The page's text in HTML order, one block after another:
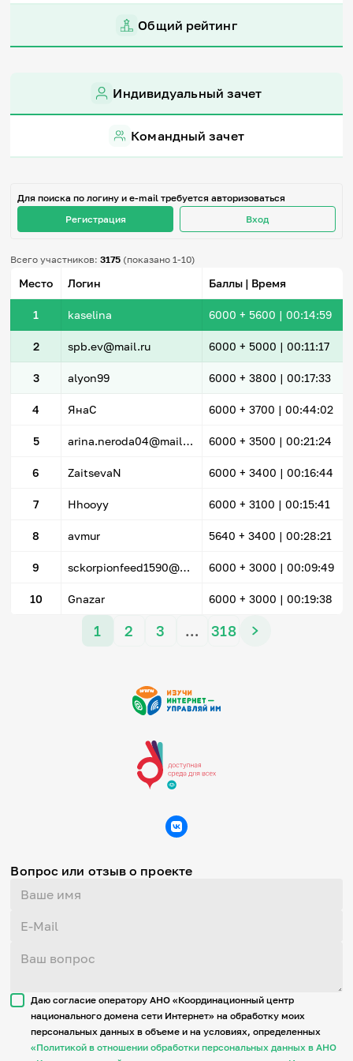
Игры и тренажеры
Игра «Знания»
Настолка
Стихи
Школа наставников
Секреты кода
English
Регистрация Вход
Задать вопрос
Общий рейтинг
Индивидуальный зачет
Командный зачет
Для поиска по логину и e-mail требуется авторизоваться
Регистрация
Вход
Всего участников:3175 (показано 1-10)
Место Логин Баллы | Время
1 kaselina 6000 + 5600 | 00:14:59
2 spb.ev@mail.ru 6000 + 5000 | 00:11:17
3 alyon99 6000 + 3800 | 00:17:33
4 ЯнаС 6000 + 3700 | 00:44:02
5 arina.neroda04@mail.ru 6000 + 3500 | 00:21:24
6 ZaitsevaN 6000 + 3400 | 00:16:44
7 Hhooyy 6000 + 3100 | 00:15:41
8 avmur 5640 + 3400 | 00:28:21
9 sckorpionfeed1590@mail.ru 6000 + 3000 | 00:09:49
10 Gnazar 6000 + 3000 | 00:19:38
1 2 3 … 318
Вопрос или отзыв о проекте
Даю согласие оператору АНО «Координационный центр
национального домена сети Интернет» на обработку моих
персональных данных в объеме и на условиях, определенных
«Политикой в отношении обработки персональных данных в АНО